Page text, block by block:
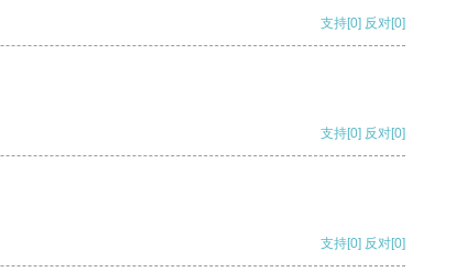
支持[0] 反对[0]
支持[0] 反对[0]
支持[0] 反对[0]